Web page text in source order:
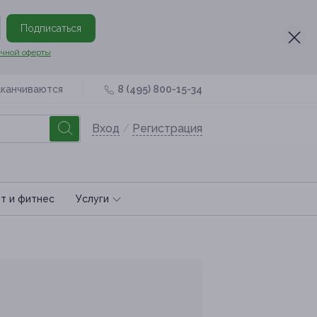
Подписаться
оферты
8 (495) 800-15-34
Вход / Регистрация
и фитнес Услуги